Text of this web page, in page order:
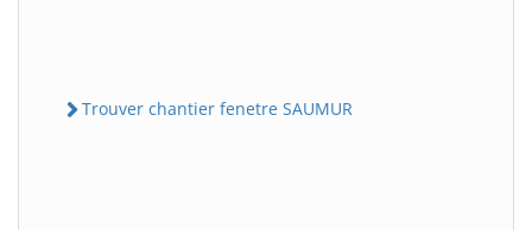
Trouver chantier fenetre SAUMUR